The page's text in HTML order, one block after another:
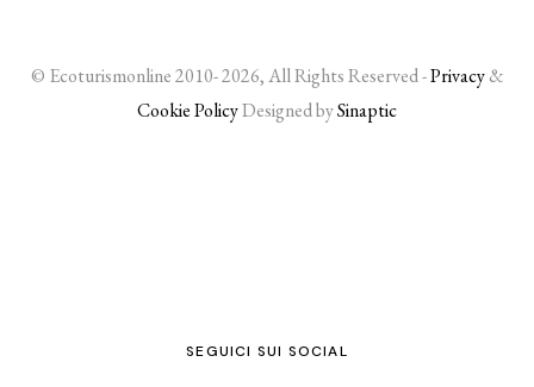
© Ecoturismonline 2010- 2026, All Rights Reserved -Privacy&
Cookie PolicyDesigned bySinaptic
SEGUICI SUI SOCIAL